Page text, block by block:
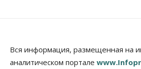
Общество
Из-за жары в Европе
в Новосибирске может снова
Вся информация, размещенная на
аналитическом портале